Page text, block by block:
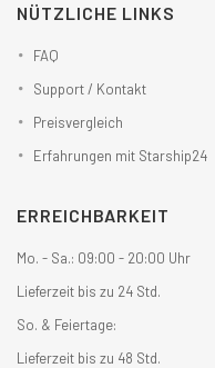
NÜTZLICHE LINKS
FAQ
Support / Kontakt
Preisvergleich
Erfahrungen mit Starship24
ERREICHBARKEIT
Mo. - Sa.: 09:00 - 20:00 Uhr
Lieferzeit bis zu 24 Std.
So. & Feiertage:
Lieferzeit bis zu 48 Std.